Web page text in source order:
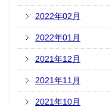
2022年02月
2022年01月
2021年12月
2021年11月
2021年10月